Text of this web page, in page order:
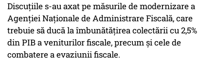
Discuțiile s-au axat pe măsurile de modernizare a
Agenției Naționale de Administrare Fiscală, care
trebuie să ducă la îmbunătățirea colectării cu 2,5%
din PIB a veniturilor fiscale, precum și cele de
combatere a evaziunii fiscale.